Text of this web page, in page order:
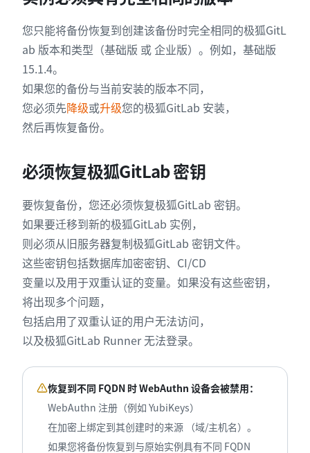
您只能将备份恢复到创建该备份时完全相同的极狐GitL
ab 版本和类型（基础版 或 企业版）。例如，基础版
15.1.4。
如果您的备份与当前安装的版本不同，
您必须先降级或升级您的极狐GitLab 安装，
然后再恢复备份。
必须恢复极狐GitLab 密钥
要恢复备份，您还必须恢复极狐GitLab 密钥。
如果要迁移到新的极狐GitLab 实例，
则必须从旧服务器复制极狐GitLab 密钥文件。
这些密钥包括数据库加密密钥、CI/CD
变量以及用于双重认证的变量。如果没有这些密钥，
将出现多个问题，
包括启用了双重认证的用户无法访问，
以及极狐GitLab Runner 无法登录。
恢复到不同 FQDN 时 WebAuthn 设备会被禁用：
WebAuthn 注册（例如 YubiKeys）
在加密上绑定到其创建时的来源 （域/主机名）。
如果您将备份恢复到与原始实例具有不同 FQDN